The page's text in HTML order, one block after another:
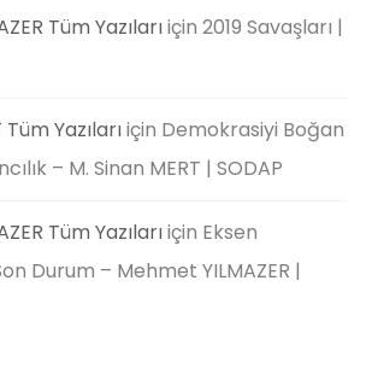
Tüm Yazılarıiçin2019 Savaşları |
Yazılarıiçin Demokrasiyi Boğan
– M. Sinan MERT | SODAP
Tüm Yazılarıiçin Eksen
Durum – Mehmet YILMAZER |